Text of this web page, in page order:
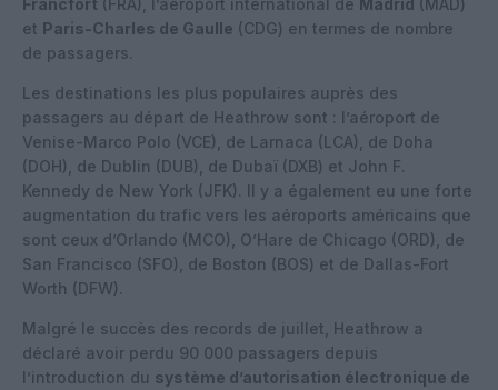
et Paris-Charles de Gaulle (CDG) en termes de nombre
de passagers.
Les destinations les plus populaires auprès des
passagers au départ de Heathrow sont : l’aéroport de
Venise-Marco Polo (VCE), de Larnaca (LCA), de Doha
(DOH), de Dublin (DUB), de Dubaï (DXB) et John F.
Kennedy de New York (JFK). Il y a également eu une forte
augmentation du trafic vers les aéroports américains que
sont ceux d’Orlando (MCO), O’Hare de Chicago (ORD), de
San Francisco (SFO), de Boston (BOS) et de Dallas-Fort
Worth (DFW).
Malgré le succès des records de juillet, Heathrow a
déclaré avoir perdu 90 000 passagers depuis
l’introduction du système d’autorisation électronique de